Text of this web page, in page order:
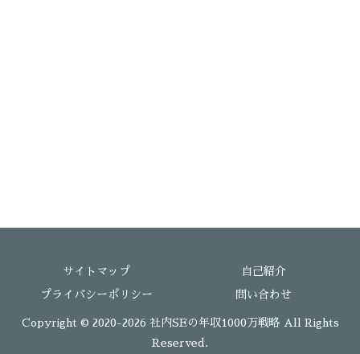
サイトマップ 自己紹介
プライバシーポリシー 問い合わせ
Copyright © 2020-2026 社内SEの年収1000万戦略 All Rights
Reserved.